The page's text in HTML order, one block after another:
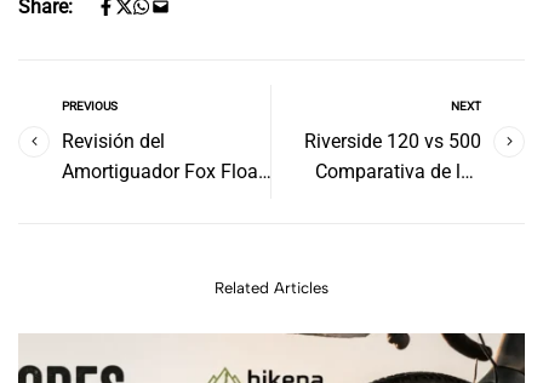
Share:
PREVIOUS
Revisión del
Amortiguador Fox Float
NEXT
Riverside 120 vs 500
Comparativa de las
Related Articles